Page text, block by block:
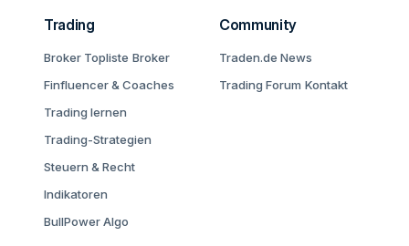
Trading
Broker Topliste Broker
Finfluencer & Coaches
Trading lernen
Trading-Strategien
Steuern & Recht
Indikatoren
BullPower Algo
Community
Traden.de News
Trading Forum Kontakt